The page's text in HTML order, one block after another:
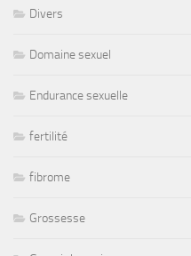
Divers
Domaine sexuel
Endurance sexuelle
fertilité
fibrome
Grossesse